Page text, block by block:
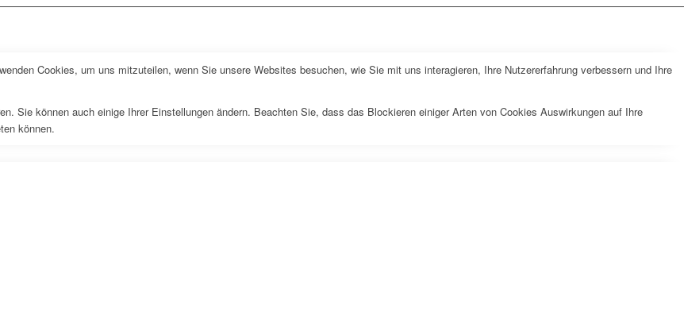
Cookies, um uns mitzuteilen, wenn Sie unsere Websites besuchen, wie Sie mit uns interagieren, Ihre Nutzererfahrung verbessern und Ihre
Sie können auch einige Ihrer Einstellungen ändern. Beachten Sie, dass das Blockieren einiger Arten von Cookies Auswirkungen auf Ihre
können.